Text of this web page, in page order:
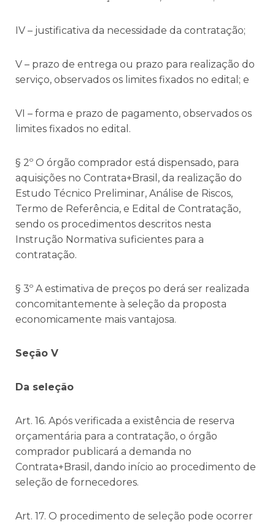
IV – justificativa da necessidade da contratação;
V – prazo de entrega ou prazo para realização do
serviço, observados os limites fixados no edital; e
VI – forma e prazo de pagamento, observados os
limites fixados no edital.
§ 2º O órgão comprador está dispensado, para
aquisições no Contrata+Brasil, da realização do
Estudo Técnico Preliminar, Análise de Riscos,
Termo de Referência, e Edital de Contratação,
sendo os procedimentos descritos nesta
Instrução Normativa suficientes para a
contratação.
§ 3º A estimativa de preços po derá ser realizada
concomitantemente à seleção da proposta
economicamente mais vantajosa.
Seção V
Da seleção
Art. 16. Após verificada a existência de reserva
orçamentária para a contratação, o órgão
comprador publicará a demanda no
Contrata+Brasil, dando início ao procedimento de
seleção de fornecedores.
Art. 17. O procedimento de seleção pode ocorrer